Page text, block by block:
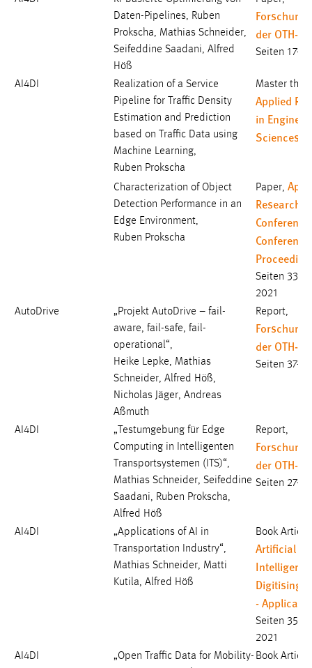
Daten-Pipelines, Ruben
Prokscha, Mathias Schneider,
Seifeddine Saadani, Alfred
Höß
der OTH-
Seiten 17-
AI4DI
Realization of a Service
Pipeline for Traffic Density
Estimation and Prediction
based on Traffic Data using
Machine Learning,
Ruben Prokscha
Master
Applied
in
Sciences
Characterization of Object
Detection Performance in an
Edge Environment,
Ruben Prokscha
Paper,
Research
Conference
Seiten 330
2021
AutoDrive
„Projekt AutoDrive – fail-
aware, fail-safe, fail-
operational“,
Heike Lepke, Mathias
Schneider, Alfred Höß,
Nicholas Jäger, Andreas
Aßmuth
Report,
der OTH-
Seiten 37-
AI4DI
„Testumgebung für Edge
Computing in Intelligenten
Transportsystemen (ITS)“,
Mathias Schneider, Seifeddine
Saadani, Ruben Prokscha,
Alfred Höß
Report,
der OTH-
Seiten 27-
AI4DI
„Applications of AI in
Transportation Industry“,
Mathias Schneider, Matti
Kutila, Alfred Höß
Book Article,
Artificial
Digitising
-
Seiten 355
2021
AI4DI
„Open Traffic Data for Mobility- Book Article,